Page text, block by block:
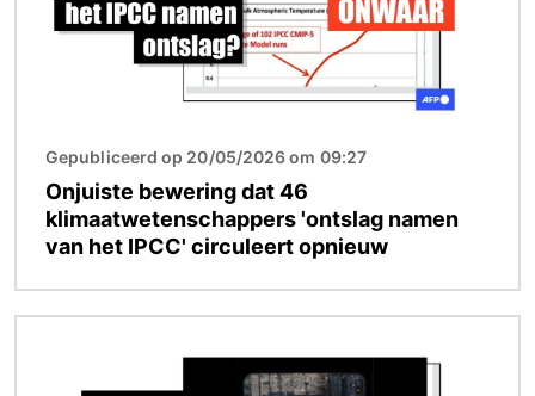
Gepubliceerd op 20/05/2026 om 09:27
Onjuiste bewering dat 46
klimaatwetenschappers 'ontslag namen
van het IPCC' circuleert opnieuw